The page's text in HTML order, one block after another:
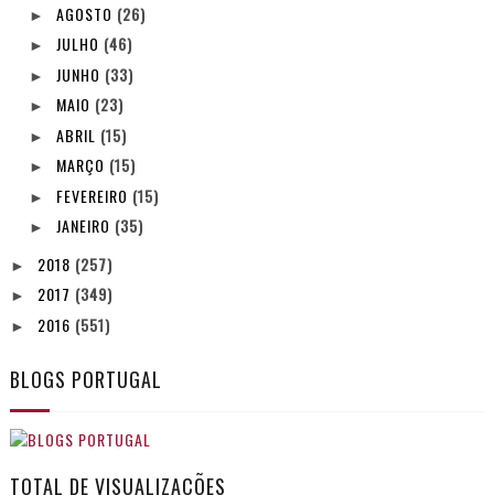
► AGOSTO (26)
► JULHO (46)
► JUNHO (33)
► MAIO (23)
► ABRIL (15)
► MARÇO (15)
► FEVEREIRO (15)
► JANEIRO (35)
► 2018 (257)
► 2017 (349)
► 2016 (551)
BLOGS PORTUGAL
TOTAL DE VISUALIZAÇÕES